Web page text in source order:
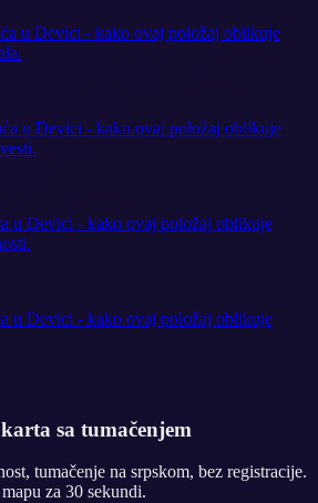
u Devici - kako ovaj položaj oblikuje
u Devici - kako ovaj položaj oblikuje
u Devici - kako ovaj položaj oblikuje
u Devici - kako ovaj položaj oblikuje
sa tumačenjem
tumačenje na srpskom, bez registracije.
za 30 sekundi.